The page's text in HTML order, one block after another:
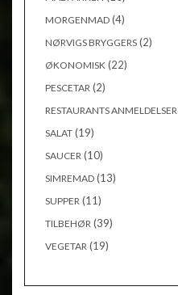
MORGENMAD (4)
NØRVIGS BRYGGERS (2)
ØKONOMISK (22)
PESCETAR (2)
RESTAURANTS ANMELDELSER
SALAT (19)
SAUCER (10)
SIMREMAD (13)
SUPPER (11)
TILBEHØR (39)
VEGETAR (19)